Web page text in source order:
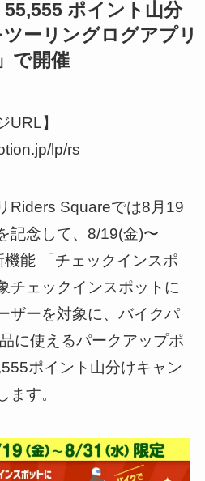
ポイント山分
ーリングログアプリ
で開催
URL】
lp/rs
Riders Squareでは8月19
記念して、8/19(金)〜
能 「チェックインスポ
チェックインスポットに
ザーを対象に、バイクパ
に使えるパークアップポ
ポイント山分けキャン
ます。